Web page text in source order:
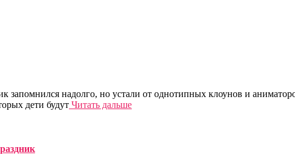
запомнился надолго, но устали от однотипных клоунов и
дети будут Читать дальше